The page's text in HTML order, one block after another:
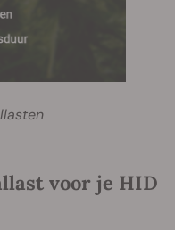
voor je HID